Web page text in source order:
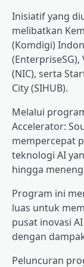
Inisiatif yang
melibatkan
(Komdigi)
(NIC), serta
City (SIHUB).
Melalui
Accelerator:
mempercepat
teknologi AI
hingga
Program ini
luas untuk
pusat inovasi
dengan
Peluncuran